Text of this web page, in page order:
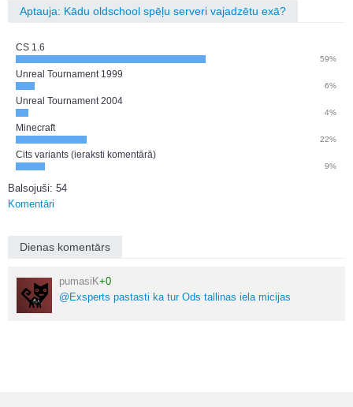
Aptauja: Kādu oldschool spēļu serveri vajadzētu exā?
CS 1.6
59%
Unreal Tournament 1999
6%
Unreal Tournament 2004
4%
Minecraft
22%
Cits variants (ieraksti komentārā)
9%
Balsojuši: 54
Komentāri
Dienas komentārs
pumasiK+0
@Exsperts pastasti ka tur Ods tallinas iela micijas